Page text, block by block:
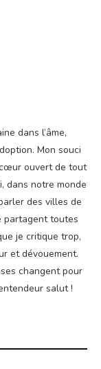
dans l’âme,
Mon souci
ouvert de tout
dans notre monde
des villes de
partagent toutes
je critique trop,
et dévouement.
changent pour
salut !